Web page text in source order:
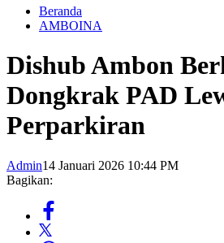
Beranda
AMBOINA
Dishub Ambon
Dongkrak PAD
Perparkiran
Admin14 Januari 2026 10:44 PM
Bagikan: